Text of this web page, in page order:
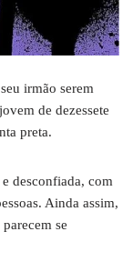
irmão serem
de dezessete
preta.
desconfiada, com
Ainda assim,
se